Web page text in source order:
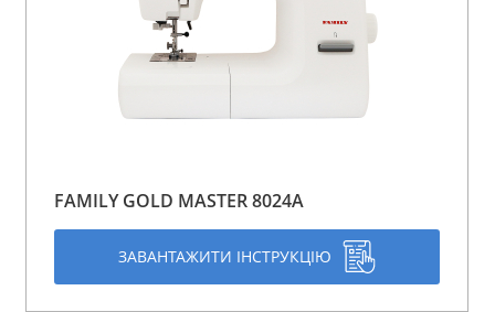
FAMILY GOLD MASTER 8024A
ЗАВАНТАЖИТИ ІНСТРУКЦІЮ